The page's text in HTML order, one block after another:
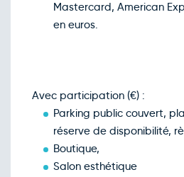
Mastercard, American
en euros.
Avec participation (€) :
Parking public couvert,
réserve de disponibilité,
Boutique,
Salon esthétique